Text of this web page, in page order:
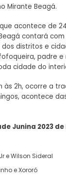
Mirante Beagá.
acontece de
contará
distritos e
padre e
cidade do
às 2h, ocorre a
acontece
Junina 2023 de
e Wilson Sideral
e Xororó